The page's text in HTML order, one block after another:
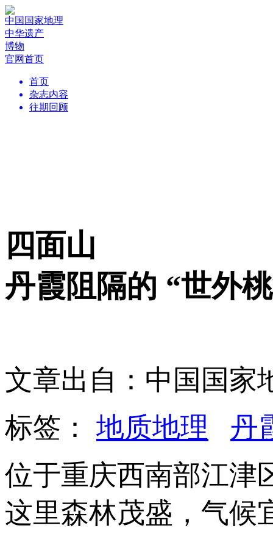
中国国家地理
中华遗产
博物
官网首页
首页
杂志内容
往期回顾
四面山
丹霞阻隔的 “世外
文章出自：中国国家
标签： 地质地理
丹
位于重庆西南部江津
这里森林茂盛，气候